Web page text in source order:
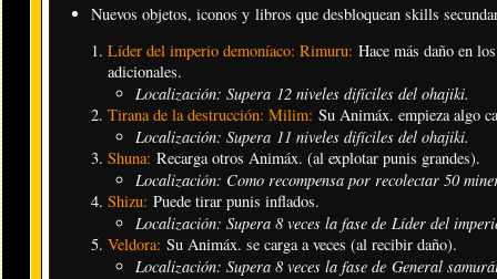
Nuevos objetos, iconos y libros que desbloquean skills
Líder del imperio demoníaco: Rimuru: Hace más daño en
adicionales.
Localización: Supera 12 niveles difíciles del ohajiki.
Tirana de la destrucción: Milim: Su Animáx. empieza algo
Localización: Supera 11 niveles difíciles del ohajiki.
Shuna: Recarga otros Animáx. (al explotar punis grandes).
Localización: Como recompensa por recolectar 50
Shizu: Puede tirar punis inflados.
Localización: Supera 8 veces la fase de Líder del
Veldora: Su Animáx. se carga a veces (al recibir daño).
Localización: Supera 8 veces la fase de General